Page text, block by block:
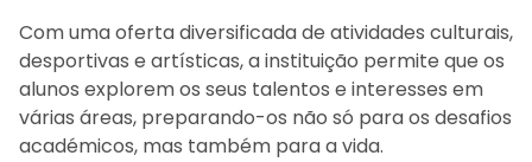
Com uma oferta diversificada de atividades culturais,
desportivas e artísticas, a instituição permite que os
alunos explorem os seus talentos e interesses em
várias áreas, preparando-os não só para os desafios
académicos, mas também para a vida.